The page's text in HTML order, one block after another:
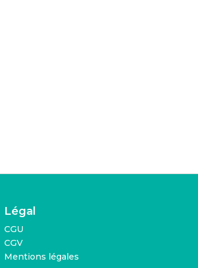
Légal
CGU
CGV
Mentions légales